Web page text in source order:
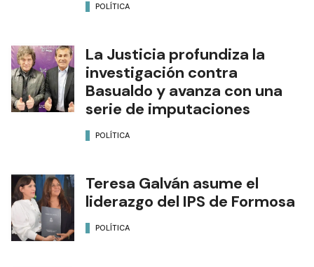
POLÍTICA
La Justicia profundiza la
investigación contra
Basualdo y avanza con una
serie de imputaciones
POLÍTICA
Teresa Galván asume el
liderazgo del IPS de Formosa
POLÍTICA